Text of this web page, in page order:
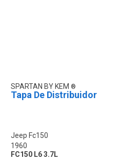
SPARTAN BY KEM
Tapa De Distribuidor
Jeep Fc150
1960
FC150 L6 3.7L